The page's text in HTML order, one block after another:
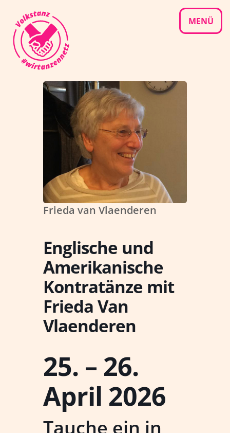
content
MENÜ
Frieda van Vlaenderen
Englische und
Amerikanische
Kontratänze mit
Frieda Van
Vlaenderen
25. – 26.
April 2026
Tauche ein in